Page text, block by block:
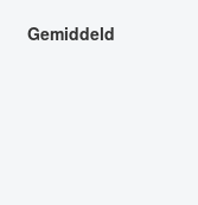
Gemiddeld